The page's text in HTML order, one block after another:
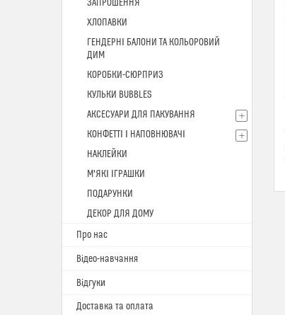
ЗАПРОШЕННЯ
ХЛОПАВКИ
ГЕНДЕРНІ БАЛОНИ ТА КОЛЬОРОВИЙ
ДИМ
КОРОБКИ-СЮРПРИЗ
КУЛЬКИ BUBBLES
АКСЕСУАРИ ДЛЯ ПАКУВАННЯ
КОНФЕТТІ І НАПОВНЮВАЧІ
НАКЛЕЙКИ
М'ЯКІ ІГРАШКИ
ПОДАРУНКИ
ДЕКОР ДЛЯ ДОМУ
Про нас
Відео-навчання
Відгуки
Доставка та оплата